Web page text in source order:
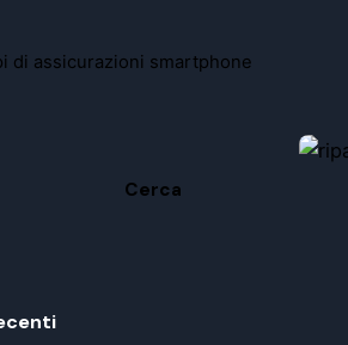
di assicurazioni smartphone
Cerca